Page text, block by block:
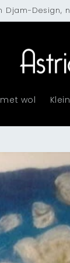
Djam-Design,
wol